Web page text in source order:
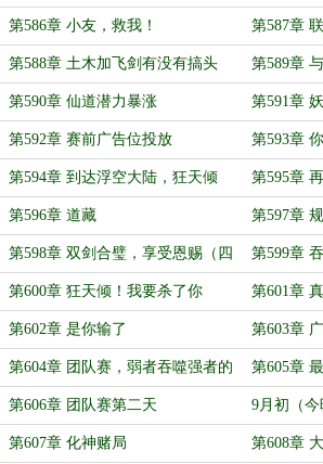
攻陷 之处
第586章 小友，救我！ 第587章
谢‘洛山达
第588章 土木加飞剑有没有搞头
（感谢‘晗照缘’打赏盟主）
第589章
第590章 仙道潜力暴涨 第591章
第592章 赛前广告位投放 第593章
第594章 到达浮空大陆，狂天倾 第595章
第596章 道藏 第597章
第598章 双剑合璧，享受恩赐（四
千字章）
第599章
谢
第600章 狂天倾！我要杀了你
啊！！！
第601章
第602章 是你输了 第603章
第604章 团队赛，弱者吞噬强者的
机会
第605章
第606章 团队赛第二天 9月初（
罩，定风
第607章 化神赌局 第608章